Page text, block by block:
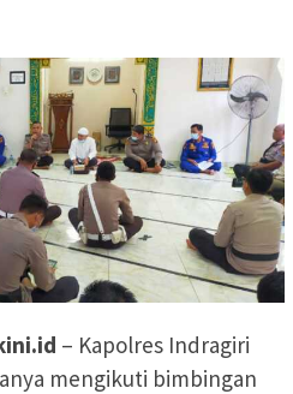
– Kapolres Indragiri
mengikuti bimbingan